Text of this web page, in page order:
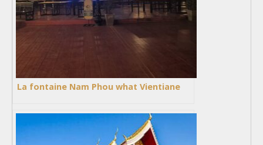
La fontaine Nam Phou what Vientiane